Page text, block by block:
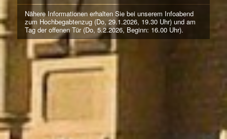
Nähere Informationen erhalten Sie bei unserem Infoabend
zum Hochbegabtenzug (Do, 29.1.2026, 19.30 Uhr) und am
Tag der offenen Tür (Do, 5.2.2026, Beginn: 16.00 Uhr).